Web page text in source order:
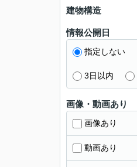
建物構造
情報公開日
指定しない
3日以内
画像・動画あり
画像あり
動画あり